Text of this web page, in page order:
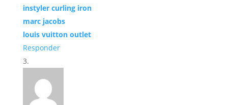
instyler curling iron
marc jacobs
louis vuitton outlet
Responder